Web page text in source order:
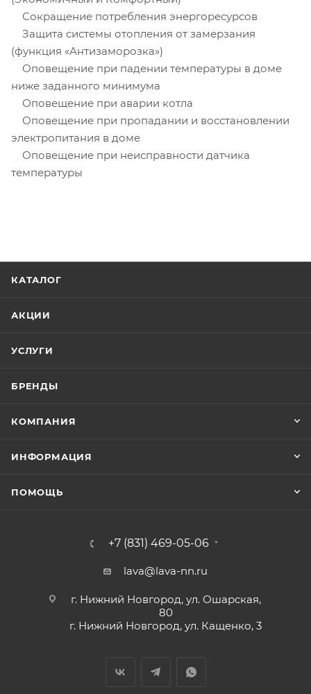
Сокращение потребления энергоресурсов
Защита системы отопления от замерзания
(функция «Антизаморозка»)
Оповещение при падении температуры в доме
ниже заданного минимума
Оповещение при аварии котла
Оповещение при пропадании и восстановлении
электропитания в доме
Оповещение при неисправности датчика
температуры
КАТАЛОГ
АКЦИИ
УСЛУГИ
БРЕНДЫ
КОМПАНИЯ
ИНФОРМАЦИЯ
ПОМОЩЬ
+7 (831) 469-05-06
lava@lava-nn.ru
г. Нижний Новгород, ул. Ошарская,
80
г. Нижний Новгород, ул. Кащенко, 3